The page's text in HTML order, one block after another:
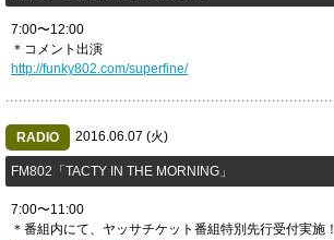
7:00〜12:00
＊コメント出演
http://funky802.com/superfine/
RADIO 2016.06.07 (火)
FM802「TACTY IN THE MORNING」
7:00〜11:00
＊番組内にて、ヤッサチケット番組特別先行受付実施！